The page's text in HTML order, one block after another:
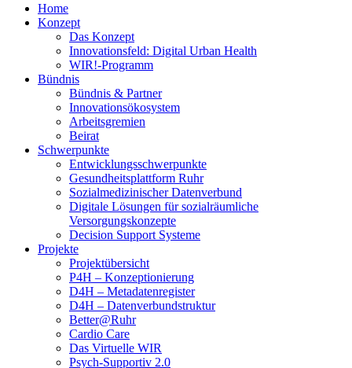
Home
Konzept
Das Konzept
Innovationsfeld: Digital Urban Health
WIR!-Programm
Bündnis
Bündnis & Partner
Innovationsökosystem
Arbeitsgremien
Beirat
Schwerpunkte
Entwicklungsschwerpunkte
Gesundheitsplattform Ruhr
Sozialmedizinischer Datenverbund
Digitale Lösungen für sozialräumliche
Versorgungskonzepte
Decision Support Systeme
Projekte
Projektübersicht
P4H – Konzeptionierung
D4H – Metadatenregister
D4H – Datenverbundstruktur
Better@Ruhr
Cardio Care
Das Virtuelle WIR
Psych-Supportiv 2.0